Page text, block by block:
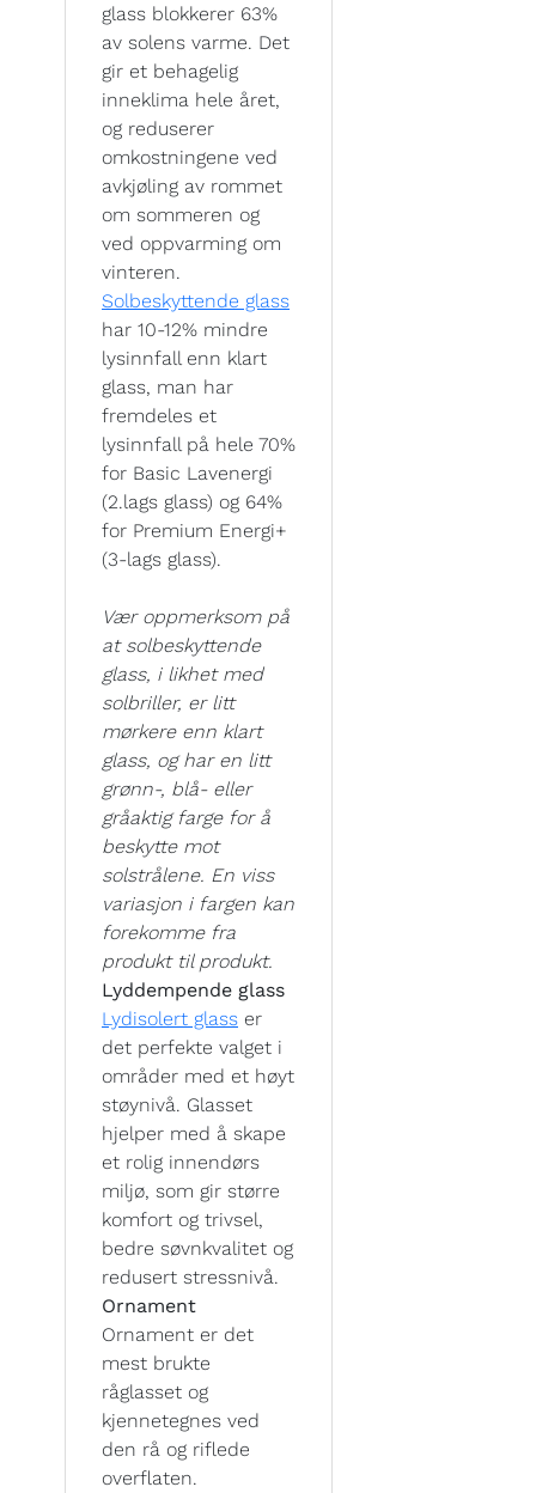
glass blokkerer 63%
av solens varme. Det
gir et behagelig
inneklima hele året,
og reduserer
omkostningene ved
avkjøling av rommet
om sommeren og
ved oppvarming om
vinteren.
Solbeskyttende glass
har 10-12% mindre
lysinnfall enn klart
glass, man har
fremdeles et
lysinnfall på hele 70%
for Basic Lavenergi
(2.lags glass) og 64%
for Premium Energi+
(3-lags glass).
Vær oppmerksom på
at solbeskyttende
glass, i likhet med
solbriller, er litt
mørkere enn klart
glass, og har en litt
grønn-, blå- eller
gråaktig farge for å
beskytte mot
solstrålene. En viss
variasjon i fargen kan
forekomme fra
produkt til produkt.
Lyddempende glass
Lydisolert glass er
det perfekte valget i
områder med et høyt
støynivå. Glasset
hjelper med å skape
et rolig innendørs
miljø, som gir større
komfort og trivsel,
bedre søvnkvalitet og
redusert stressnivå.
Ornament
Ornament er det
mest brukte
råglasset og
kjennetegnes ved
den rå og riflede
overflaten.